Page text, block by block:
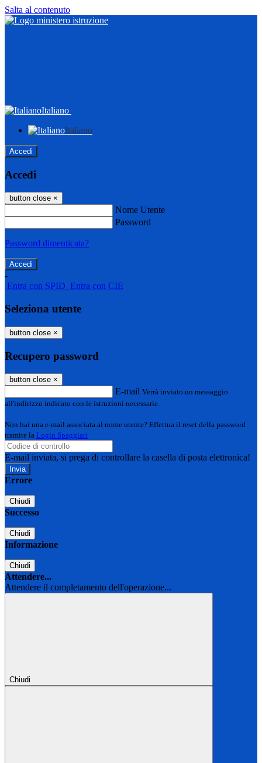
Salta al contenuto
Italiano
Italiano
Accedi
Accedi
button close ×
Nome Utente
Password
Password dimenticata?
-
Entra con SPID Entra con CIE
Seleziona utente
button close ×
Recupero password
button close ×
E-mail Verrà inviato un messaggio
all'indirizzo indicato con le istruzioni necessarie.
Non hai una e-mail associata al nome utente? Effettua il reset della password
tramite la Login Spaggiari
E-mail inviata, si prega di controllare la casella di posta elettronica!
Errore
Chiudi
Successo
Chiudi
Informazione
Chiudi
Attendere...
Attendere il completamento dell'operazione...
Chiudi